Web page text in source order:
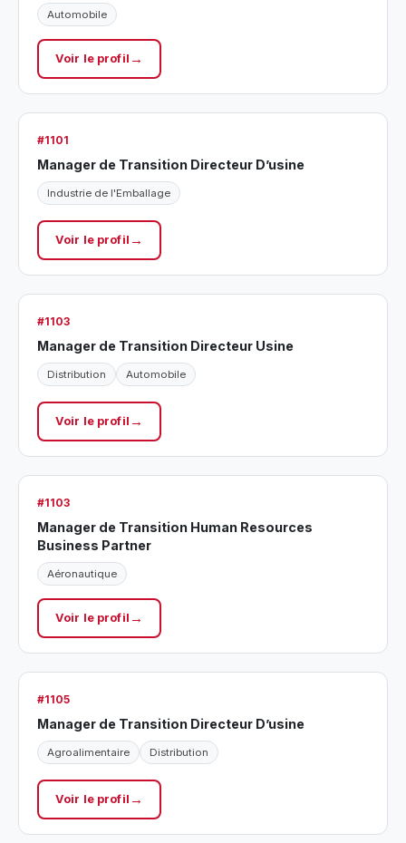
Automobile
Voir le profil
#1101
Manager de Transition Directeur D’usine
Industrie de l'Emballage
Voir le profil
#1103
Manager de Transition Directeur Usine
Distribution Automobile
Voir le profil
#1103
Manager de Transition Human Resources
Business Partner
Aéronautique
Voir le profil
#1105
Manager de Transition Directeur D’usine
Agroalimentaire Distribution
Voir le profil